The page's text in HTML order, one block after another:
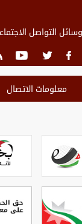
وسائل التواصل
معلومات الاتصال